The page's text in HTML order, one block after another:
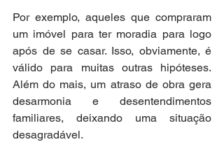
Por exemplo, aqueles que compraram
um imóvel para ter moradia para logo
após de se casar. Isso, obviamente, é
válido para muitas outras hipóteses.
Além do mais, um atraso de obra gera
desarmonia e desentendimentos
familiares, deixando uma situação
desagradável.